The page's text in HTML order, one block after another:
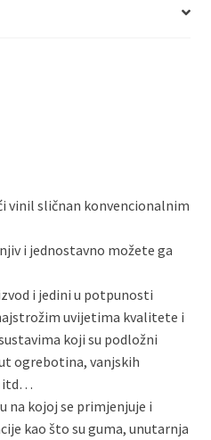
vinil sličnan konvencionalnim
i jednostavno možete ga
i jedini u potpunosti
uvijetima kvalitete i
koji su podložni
ogrebotina, vanjskih
itd…
na kojoj se primjenjuje i
kao što su guma, unutarnja